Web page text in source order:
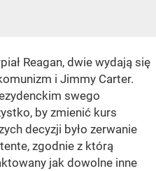
Reagan, dwie wydają się
i Jimmy Carter.
swego
by zmienić kurs
decyzji było zerwanie
zgodnie z którą
jak dowolne inne